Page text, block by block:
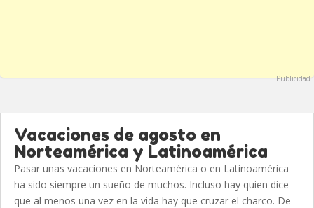
Publicidad
Vacaciones de agosto en
Norteamérica y Latinoamérica
Pasar unas vacaciones en Norteamérica o en Latinoamérica
ha sido siempre un sueño de muchos. Incluso hay quien dice
que al menos una vez en la vida hay que cruzar el charco. De